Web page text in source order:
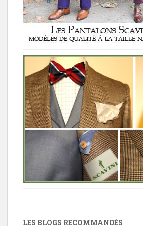
LES BLOGS RECOMMANDÉS